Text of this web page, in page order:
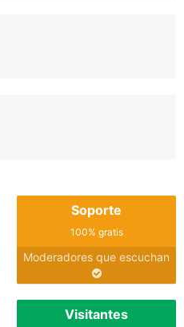
Soporte
100% gratis
Moderadores que escuchan
Visitantes